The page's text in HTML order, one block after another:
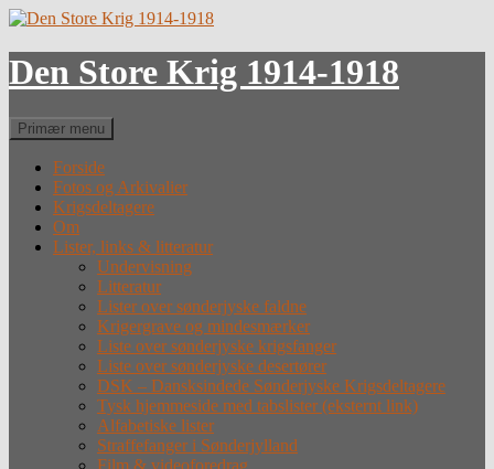
Hop
indhold
Den Store Krig 1914-1918
Søg
Primær menu
Forside
Fotos og Arkivalier
Krigsdeltagere
Om
Lister, links & litteratur
Undervisning
Litteratur
Lister over sønderjyske faldne
Krigergrave og mindesmærker
Liste over sønderjyske krigsfanger
Liste over sønderjyske desertører
DSK – Dansksindede Sønderjyske Krigsdeltagere
Tysk hjemmeside med tabslister (eksternt link)
Alfabetiske lister
Straffefanger i Sønderjylland
Film & videoforedrag